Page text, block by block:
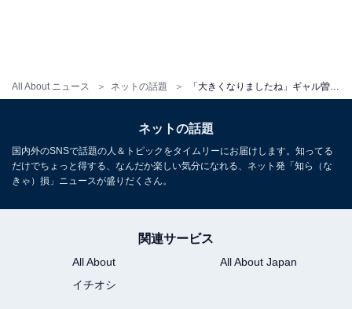
All About ニュース ネットの話題
ネットの話題
国内外のSNSで話題の人＆トピックをタイムリーにお届けします。知ってる
だけでちょっと得する、なんだか楽しい気分になれる、ネット発「知ら（な
きゃ）損」ニュースが盛りだくさん。
関連サービス
All About
All About Japan
イチオシ